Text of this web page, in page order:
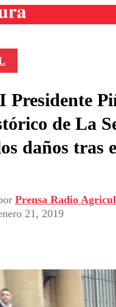
Frecuencias
Agricultura TV
Colo
Chilena
Internacional
Entretención
Publicaciones en medios
Presidente
de La
daños tras
Prensa Radio
21, 2019